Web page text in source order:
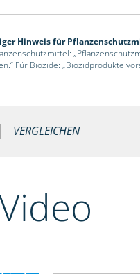
Hinweis für
Für Biozide: „Biozidprodukte
VERGLEICHEN